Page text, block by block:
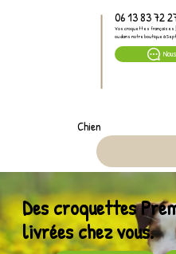
Chien
06 13 83 72
Vos croquettes
ou dans notre boutique à
Des croquettes
livrées chez vous.